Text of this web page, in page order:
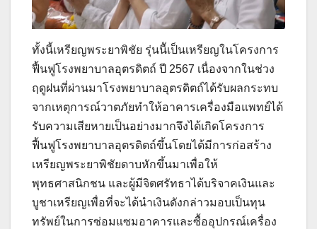
ทั้งนี้เหรียญพระยาพิชัย รุ่นนีัเป็นเหรียญในโครงการ
ฟื้นฟูโรงพยาบาลอุตรดิตถ์ ปี 2567 เนื่องจากในช่วง
ฤดูฝนที่ผ่านมาโรงพยาบาลอุตรดิตถ์ได้รับผลกระทบ
จากเหตุการณ์วาตภัยทำให้อาคารเครื่องมือแพทย์ได้
รับความเสียหายเป็นอย่างมากจึงได้เกิดโครงการ
ฟื้นฟูโรงพยาบาลอุตรดิตถ์ขึ้นโดยได้มีการก่อสร้าง
เหรียญพระยาพิชัยดาบหักขึ้นมาเพื่อให้
พุทธศาสนิกชน และผู้มีจิตศรัทธาได้บริจาคเงินและ
บูชาเหรียญเพื่อที่จะได้นำเงินดังกล่าวมอบเป็นทุน
ทรัพย์ในการซ่อมแซมอาคารและซื้ออุปกรณ์เครื่อง